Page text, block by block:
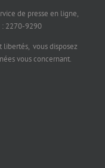
de presse en ligne,
: 2270-9290
vous disposez
vous concernant.